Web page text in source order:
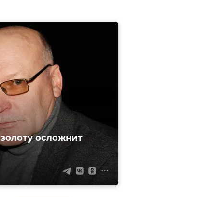
осложнит